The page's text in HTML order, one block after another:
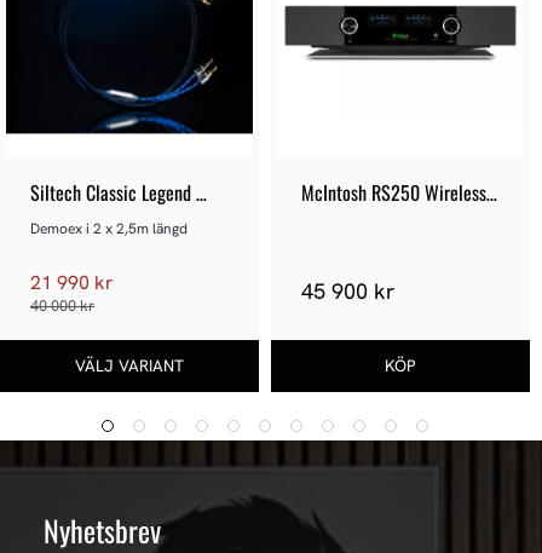
Siltech Classic Legend
380L - Demoex
Demoex i 2 x 2,5m längd
21 990 kr
40 000 kr
McIntosh RS250 Wireless
45 900 kr
Nyhetsbrev